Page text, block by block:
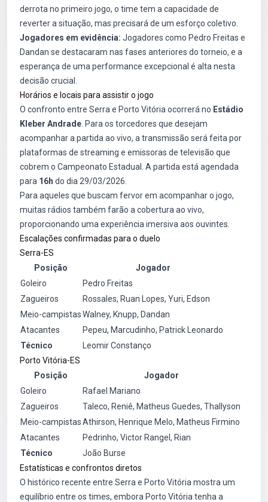
derrota no primeiro jogo, o time tem a capacidade de
reverter a situação, mas precisará de um esforço coletivo.
Jogadores em evidência: Jogadores como Pedro Freitas e
Dandan se destacaram nas fases anteriores do torneio, e a
esperança de uma performance excepcional é alta nesta
decisão crucial.
Horários e locais para assistir o jogo
O confronto entre Serra e Porto Vitória ocorrerá no Estádio
Kleber Andrade . Para os torcedores que desejam
acompanhar a partida ao vivo, a transmissão será feita por
plataformas de streaming e emissoras de televisão que
cobrem o Campeonato Estadual. A partida está agendada
para 16h do dia 29/03/2026.
Para aqueles que buscam fervor em acompanhar o jogo,
muitas rádios também farão a cobertura ao vivo,
proporcionando uma experiência imersiva aos ouvintes.
Escalações confirmadas para o duelo
Serra-ES
Posição
Jogador
Goleiro
Pedro Freitas
Zagueiros
Rossales, Ruan Lopes, Yuri, Edson
Meio-campistasWalney, Knupp, Dandan
Atacantes
Pepeu, Marcudinho, Patrick Leonardo
Técnico
Leomir Constanço
Porto Vitória-ES
Posição
Jogador
Goleiro
Rafael Mariano
Zagueiros
Taleco, Reniê, Matheus Guedes, Thallyson
Meio-campistasAthirson, Henrique Melo, Matheus Firmino
Atacantes
Pedrinho, Victor Rangel, Rian
Técnico
João Burse
Estatísticas e confrontos diretos
O histórico recente entre Serra e Porto Vitória mostra um
equilíbrio entre os times, embora Porto Vitória tenha a